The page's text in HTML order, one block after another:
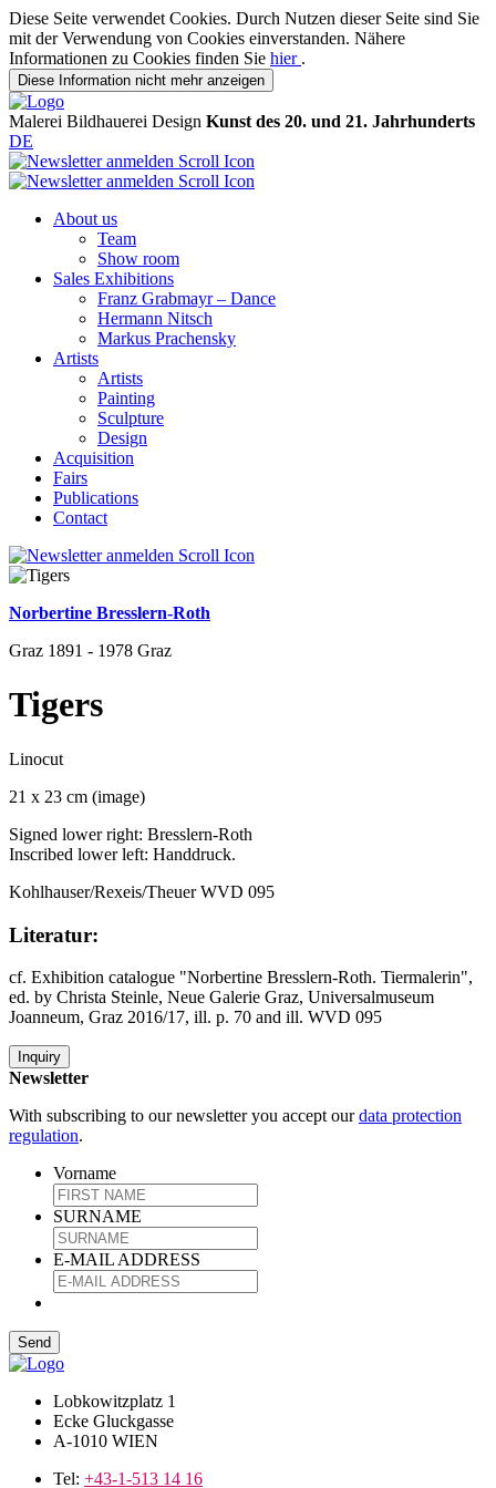
Diese Seite verwendet Cookies. Durch Nutzen dieser Seite sind Sie
mit der Verwendung von Cookies einverstanden. Nähere
Informationen zu Cookies finden Sie hier .
Diese Information nicht mehr anzeigen
Malerei Bildhauerei Design Kunst des 20. und 21. Jahrhunderts
DE
About us
Team
Show room
Sales Exhibitions
Franz Grabmayr – Dance
Hermann Nitsch
Markus Prachensky
Artists
Artists
Painting
Sculpture
Design
Acquisition
Fairs
Publications
Contact
Norbertine Bresslern-Roth
Graz 1891 - 1978 Graz
Tigers
Linocut
21 x 23 cm (image)
Signed lower right: Bresslern-Roth
Inscribed lower left: Handdruck.
Kohlhauser/Rexeis/Theuer WVD 095
Literatur:
cf. Exhibition catalogue "Norbertine Bresslern-Roth. Tiermalerin",
ed. by Christa Steinle, Neue Galerie Graz, Universalmuseum
Joanneum, Graz 2016/17, ill. p. 70 and ill. WVD 095
Inquiry
Newsletter
With subscribing to our newsletter you accept ourdata protection
regulation.
Vorname
SURNAME
E-MAIL ADDRESS
Lobkowitzplatz 1
Ecke Gluckgasse
A-1010 WIEN
Tel: +43-1-513 14 16